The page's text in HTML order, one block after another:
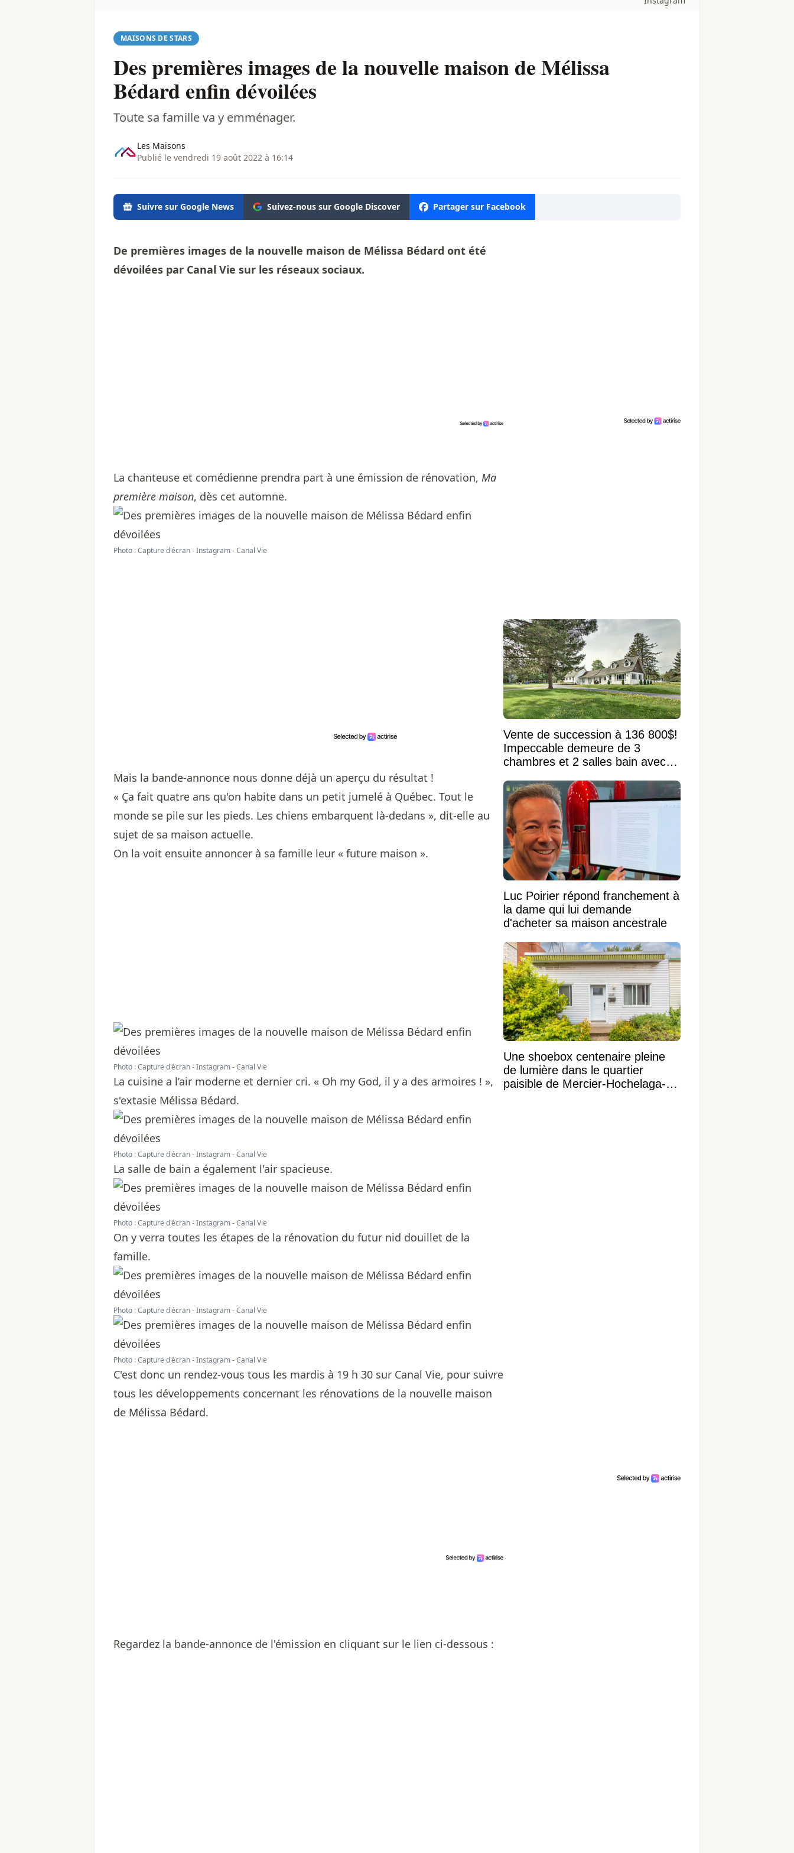
MAISONS DE STARS
Des premières images de la nouvelle maison de Mélissa
Bédard enfin dévoilées
Toute sa famille va y emménager.
Les Maisons
Publié le vendredi 19 août 2022 à 16:14
Suivre sur Google News Suivez-nous sur Google Discover Partager sur Facebook
De premières images de la nouvelle maison de Mélissa Bédard ont été
dévoilées par Canal Vie sur les réseaux sociaux.
La chanteuse et comédienne prendra part à une émission de rénovation, Ma
première maison, dès cet automne.
Photo : Capture d'écran - Instagram - Canal Vie
Mais la bande-annonce nous donne déjà un aperçu du résultat !
« Ça fait quatre ans qu'on habite dans un petit jumelé à Québec. Tout le
monde se pile sur les pieds. Les chiens embarquent là-dedans », dit-elle au
sujet de sa maison actuelle.
On la voit ensuite annoncer à sa famille leur « future maison ».
Photo : Capture d'écran - Instagram - Canal Vie
La cuisine a l’air moderne et dernier cri. « Oh my God, il y a des armoires ! »,
s'extasie Mélissa Bédard.
Photo : Capture d'écran - Instagram - Canal Vie
La salle de bain a également l'air spacieuse.
Photo : Capture d'écran - Instagram - Canal Vie
On y verra toutes les étapes de la rénovation du futur nid douillet de la
famille.
Photo : Capture d'écran - Instagram - Canal Vie
Photo : Capture d'écran - Instagram - Canal Vie
C'est donc un rendez-vous tous les mardis à 19 h 30 sur Canal Vie, pour suivre
tous les développements concernant les rénovations de la nouvelle maison
de Mélissa Bédard.
Regardez la bande-annonce de l'émission en cliquant sur le lien ci-dessous :
Vente de succession à 136 800$!
Impeccable demeure de 3
chambres et 2 salles bain avec
Luc Poirier répond franchement à
la dame qui lui demande
d'acheter sa maison ancestrale
Une shoebox centenaire pleine
de lumière dans le quartier
paisible de Mercier-Hochelaga-